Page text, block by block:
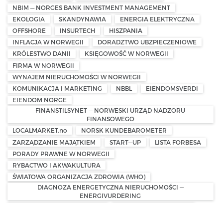
NBIM — NORGES BANK INVESTMENT MANAGEMENT
EKOLOGIA
SKANDYNAWIA
ENERGIA ELEKTRYCZNA
OFFSHORE
INSURTECH
HISZPANIA
INFLACJA W NORWEGII
DORADZTWO UBZPIECZENIOWE
KRÓLESTWO DANII
KSIĘGOWOŚĆ W NORWEGII
FIRMA W NORWEGII
WYNAJEM NIERUCHOMOŚCI W NORWEGII
KOMUNIKACJA I MARKETING
NBBL
EIENDOMSVERDI
EIENDOM NORGE
FINANSTILSYNET — NORWESKI URZĄD NADZORU
FINANSOWEGO
LOCALMARKET.no
NORSK KUNDEBAROMETER
ZARZĄDZANIE MAJĄTKIEM
START—UP
LISTA FORBESA
PORADY PRAWNE W NORWEGII
RYBACTWO I AKWAKULTURA
ŚWIATOWA ORGANIZACJA ZDROWIA (WHO)
DIAGNOZA ENERGETYCZNA NIERUCHOMOŚCI —
ENERGIVURDERING